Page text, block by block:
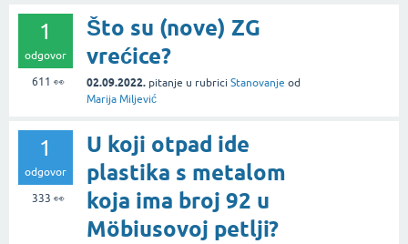
1
odgovor
611 👀
Što su (nove) ZG
vrećice?
02.09.2022. pitanje u rubrici Stanovanje od
Marija Miljević
1
odgovor
333 👀
U koji otpad ide
plastika s metalom
koja ima broj 92 u
Möbiusovoj petlji?